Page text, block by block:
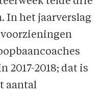
In het jaarverslag
2017-2018; dat is
aantal